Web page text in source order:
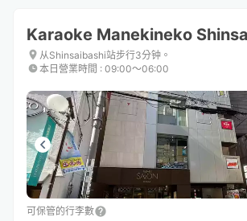
keyboard
shortcuts
for
changing
dates.
keyboard
shortcuts
for
changing
dates.
Karaoke Manekineko
从Shinsaibashi站步行3分钟。
本日營業時間 : 09:00〜06:00
可保管的行李數